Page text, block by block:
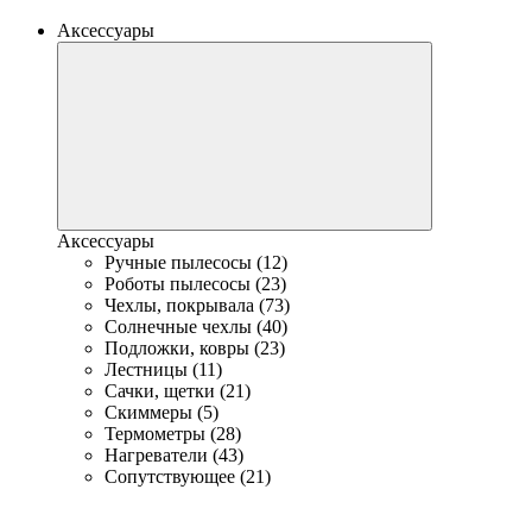
Аксессуары
Аксессуары
Ручные пылесосы (12)
Роботы пылесосы (23)
Чехлы, покрывала (73)
Солнечные чехлы (40)
Подложки, ковры (23)
Лестницы (11)
Сачки, щетки (21)
Скиммеры (5)
Термометры (28)
Нагреватели (43)
Сопутствующее (21)